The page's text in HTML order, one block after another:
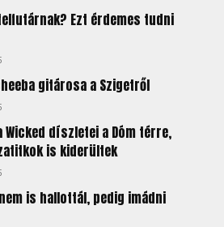
Ezt érdemes tudni
gitárosa a Szigetről
Wicked díszletei a Dóm térre,
is kiderültek
is hallottál, pedig imádni